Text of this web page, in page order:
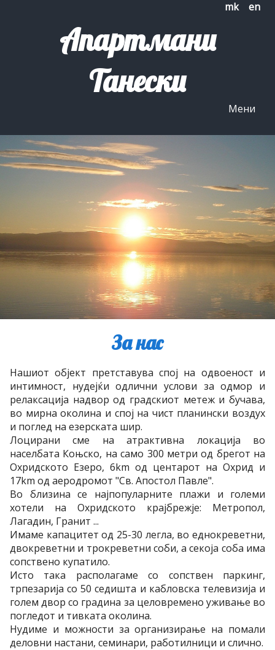
Апартмани
Танески
Мени
mk en
За нас
Нашиот објект претставува спој на одвоеност и
интимност, нудејќи одлични услови за одмор и
релаксација надвор од градскиот метеж и бучава,
во мирна околина и спој на чист планински воздух
и поглед на езерската шир.
Лоцирани сме на атрактивна локација во
населбата Коњско, на само 300 метри од брегот на
Охридското Езеро, 6km од центарот на Охрид и
17km од аеродромот "Св. Апостол Павле".
Во близина се најпопуларните плажи и големи
хотели на Охридското крајбрежје: Метропол,
Лагадин, Гранит ...
Имаме капацитет од 25-30 легла, во еднокреветни,
двокреветни и трокреветни соби, а секоја соба има
сопствено купатило.
Исто така располагаме со сопствен паркинг,
трпезарија со 50 седишта и кабловска телевизија и
голем двор со градина за целовремено уживање во
погледот и тивката околина.
Нудиме и можности за организирање на помали
деловни настани, семинари, работилници и слично.